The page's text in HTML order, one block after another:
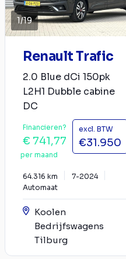
1/19
Renault Trafic
2.0 Blue dCi 150pk
L2H1 Dubble cabine
DC
Financieren?
€ 741,77
per maand
excl. BTW
€31.950
64.316 km
7-2024
Automaat
Koolen
Bedrijfswagens
Tilburg